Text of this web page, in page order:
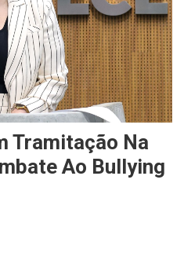
Tramitação Na
Ao Bullying